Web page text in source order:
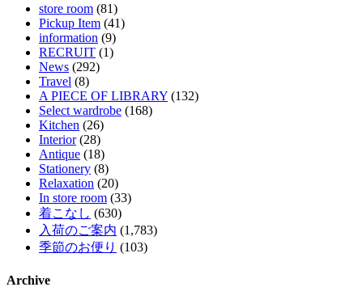
store room (81)
Pickup Item (41)
information (9)
RECRUIT (1)
News (292)
Travel (8)
A PIECE OF LIBRARY (132)
Select wardrobe (168)
Kitchen (26)
Interior(28)
Antique (18)
Stationery (8)
Relaxation (20)
In store room (33)
着こなし (630)
入荷のご案内 (1,783)
季節のお便り (103)
Archive